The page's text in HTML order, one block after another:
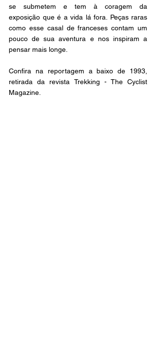
se submetem e tem à coragem da
exposição que é a vida lá fora. Peças raras
como esse casal de franceses contam um
pouco de sua aventura e nos inspiram a
pensar mais longe.
Confira na reportagem a baixo de 1993,
retirada da revista Trekking - The Cyclist
Magazine.